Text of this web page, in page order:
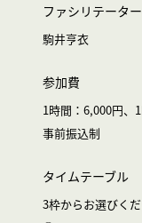
ファシリテーター
駒井亨衣
参加費
1時間：6,000円
事前振込制
タイムテーブル
3枠からお選びく